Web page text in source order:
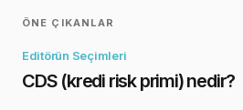
ÖNE ÇIKANLAR
Editörün Seçimleri
CDS (kredi risk primi) nedir?